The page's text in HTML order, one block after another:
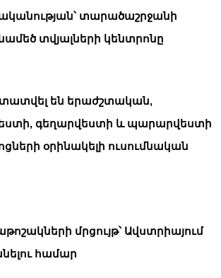
տարածաշրջանի
տվյալների կենտրոնը
են երաժշտական,
գեղարվեստի և պարարվեստի
օրինակելի ուսումնական
մրցույթ՝ Ավստրիայում
համար